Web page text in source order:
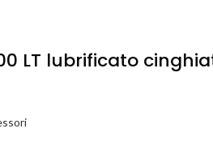
LT lubrificato